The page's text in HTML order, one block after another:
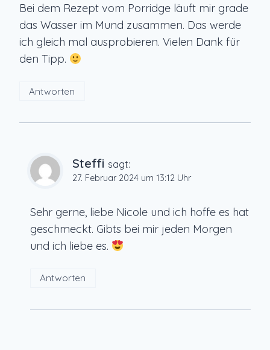
Bei dem Rezept vom Porridge läuft mir grade
das Wasser im Mund zusammen. Das werde
ich gleich mal ausprobieren. Vielen Dank für
den Tipp.
Antworten
Steffi sagt:
27. Februar 2024 um 13:12 Uhr
Sehr gerne, liebe Nicole und ich hoffe es hat
geschmeckt. Gibts bei mir jeden Morgen
und ich liebe es.
Antworten